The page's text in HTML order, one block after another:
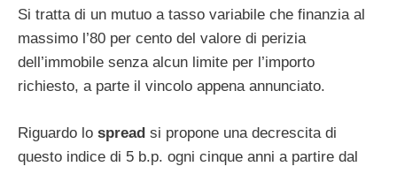
Si tratta di un mutuo a tasso variabile che finanzia al
massimo l’80 per cento del valore di perizia
dell’immobile senza alcun limite per l’importo
richiesto, a parte il vincolo appena annunciato.
Riguardo lo spread si propone una decrescita di
questo indice di 5 b.p. ogni cinque anni a partire dal